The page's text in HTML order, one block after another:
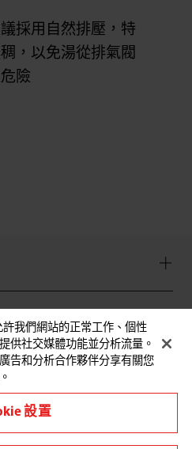
採用自然排壓，特
，以免湯從排氣閥
險
芝聯繫:
許我們網站的正常工作、個性
供社交媒體功能並分析流量。
告和分析合作夥伴分享有關您
設置